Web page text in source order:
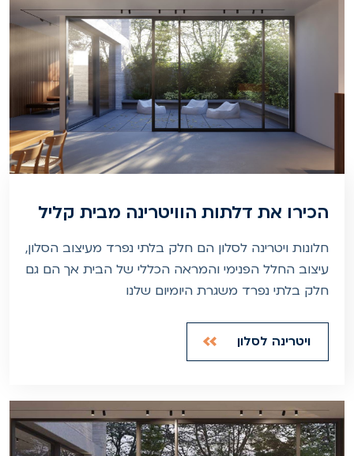
הכירו את דלתות הוויטרינה מבית קליל
חלונות ויטרינה לסלון הם חלק בלתי נפרד מעיצוב הסלון,
עיצוב החלל הפנימי והמראה הכללי של הבית אך הם גם
חלק בלתי נפרד משגרת היומיום שלנו
ויטרינה לסלון